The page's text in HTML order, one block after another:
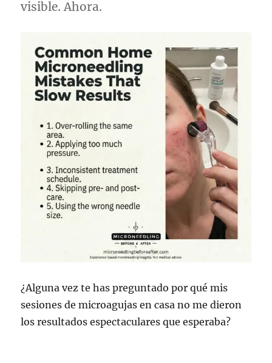
visible. Ahora.
¿Alguna vez te has preguntado por qué mis
sesiones de microagujas en casa no me dieron
los resultados espectaculares que esperaba?